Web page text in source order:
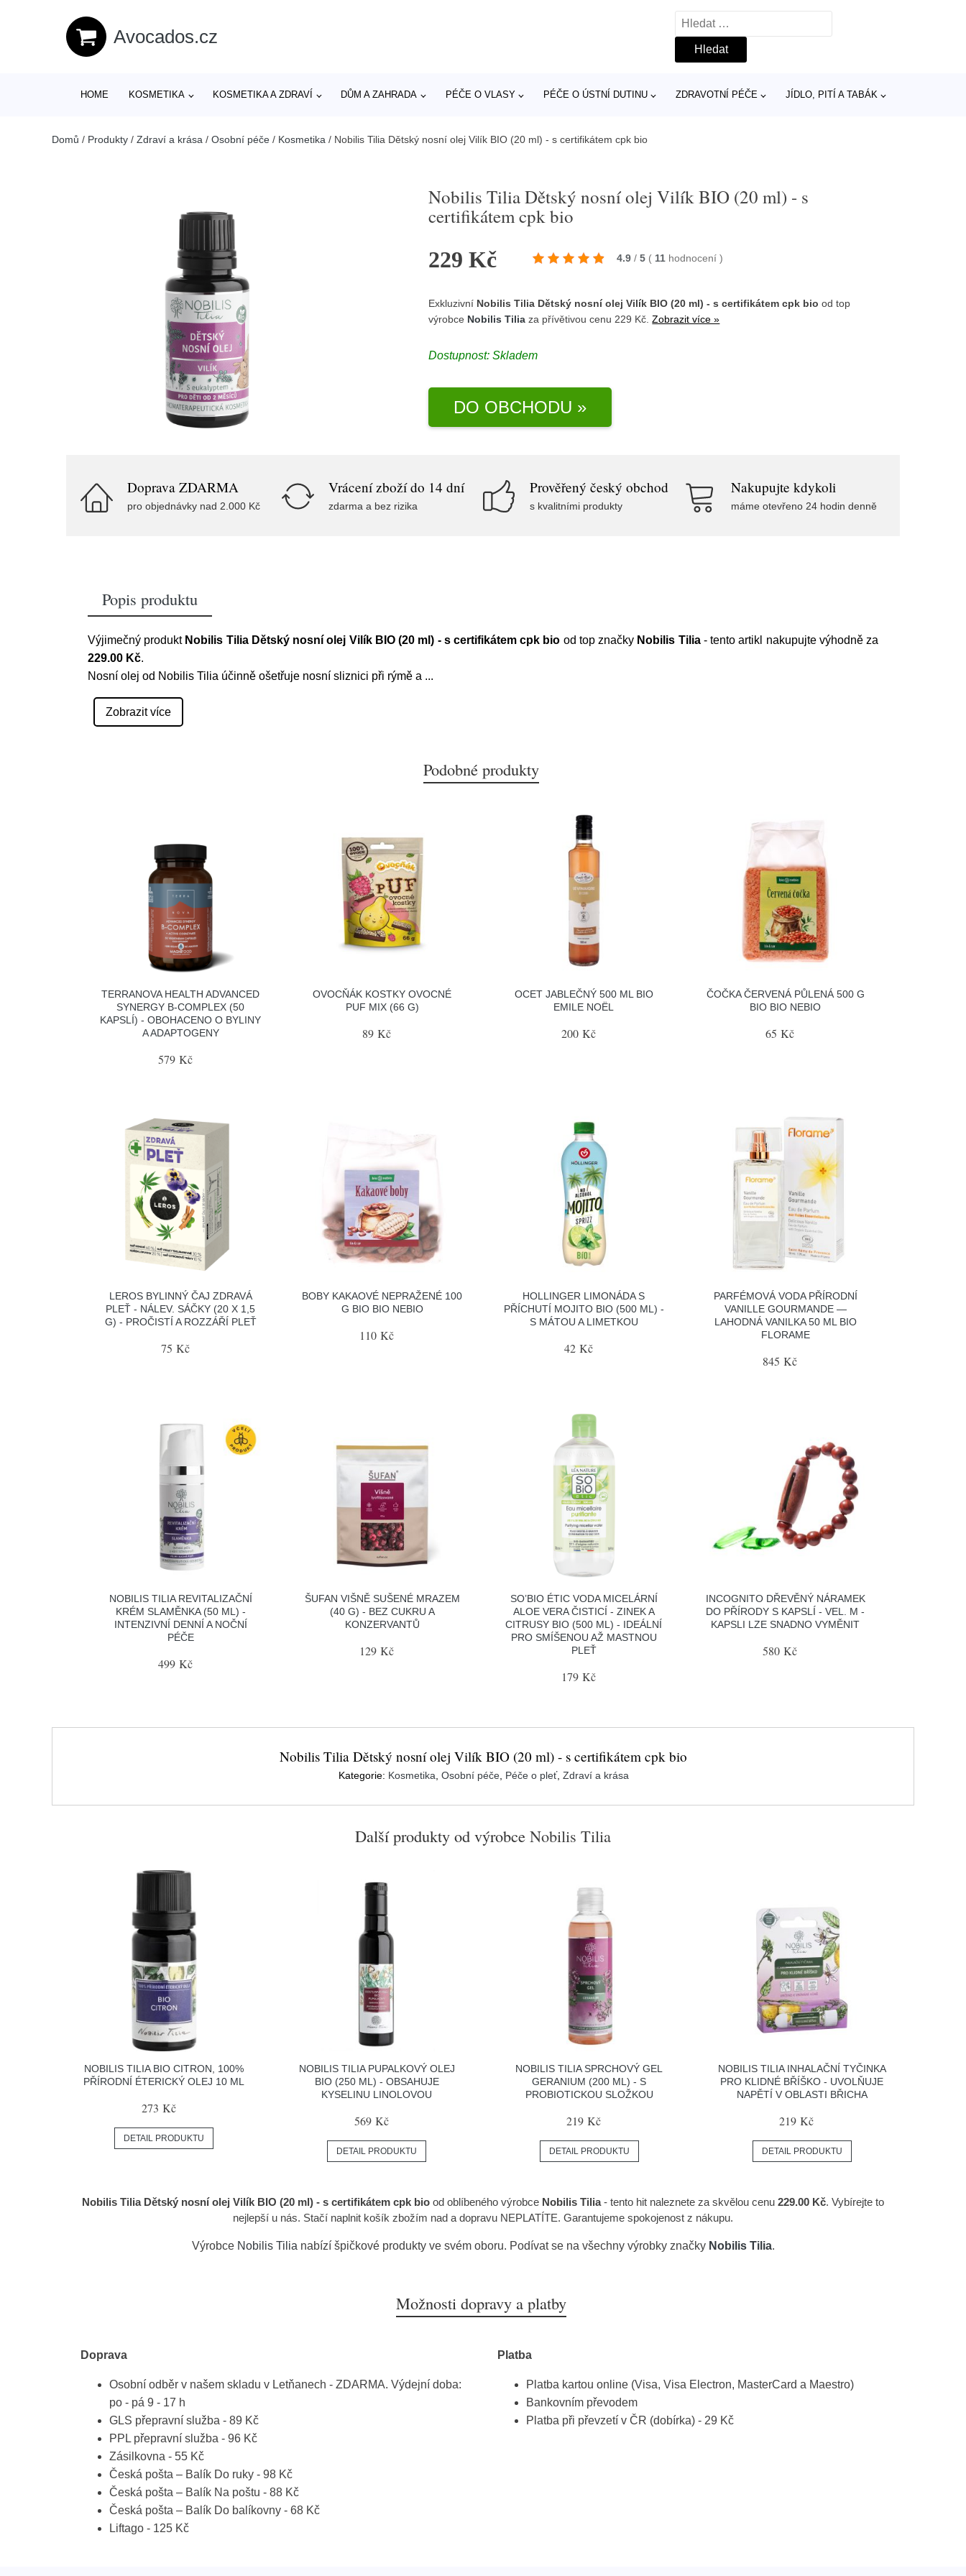
Avocados.cz
Vyhledávání
HOME KOSMETIKA KOSMETIKA A ZDRAVÍ DŮM A ZAHRADA PÉČE O VLASY PÉČE O ÚSTNÍ DUTINU ZDRAVOTNÍ PÉČE JÍDLO, PITÍ A TABÁK
Domů / Produkty / Zdraví a krása / Osobní péče / Kosmetika / Nobilis Tilia Dětský nosní olej Vilík BIO (20 ml) - s certifikátem cpk bio
Nobilis Tilia Dětský nosní olej Vilík BIO (20 ml) - s
certifikátem cpk bio
229 Kč 4.9 / 5 ( 11 hodnocení)
Exkluzivní Nobilis Tilia Dětský nosní olej Vilík BIO (20 ml) - s certifikátem cpk bio od top
výrobce Nobilis Tilia za přívětivou cenu 229 Kč.Zobrazit více »
Dostupnost:Skladem
DO OBCHODU »
Doprava ZDARMA
pro objednávky nad 2.000 Kč
Vrácení zboží do 14 dní
zdarma a bez rizika
Prověřený český obchod
s kvalitními produkty
Nakupujte kdykoli
máme otevřeno 24 hodin denně
Popis produktu
Výjimečný produkt Nobilis Tilia Dětský nosní olej Vilík BIO (20 ml) - s certifikátem cpk bio od top značky Nobilis Tilia- tento artikl nakupujte výhodně za
229.00 Kč.
Nosní olej od Nobilis Tilia účinně ošetřuje nosní sliznici při rýmě a ...
Zobrazit více
Podobné produkty
TERRANOVA HEALTH ADVANCED
SYNERGY B-COMPLEX (50
KAPSLÍ) - OBOHACENO O BYLINY
A ADAPTOGENY
579 Kč
OVOCŇÁK KOSTKY OVOCNÉ
PUF MIX (66 G)
89 Kč
OCET JABLEČNÝ 500 ML BIO
EMILE NOËL
200 Kč
ČOČKA ČERVENÁ PŮLENÁ 500 G
BIO BIO NEBIO
65 Kč
LEROS BYLINNÝ ČAJ ZDRAVÁ
PLEŤ - NÁLEV. SÁČKY (20 X 1,5
G) - PROČISTÍ A ROZZÁŘÍ PLEŤ
75 Kč
BOBY KAKAOVÉ NEPRAŽENÉ 100
G BIO BIO NEBIO
110 Kč
HOLLINGER LIMONÁDA S
PŘÍCHUTÍ MOJITO BIO (500 ML) -
S MÁTOU A LIMETKOU
42 Kč
PARFÉMOVÁ VODA PŘÍRODNÍ
VANILLE GOURMANDE —
LAHODNÁ VANILKA 50 ML BIO
FLORAME
845 Kč
NOBILIS TILIA REVITALIZAČNÍ
KRÉM SLAMĚNKA (50 ML) -
INTENZIVNÍ DENNÍ A NOČNÍ
PÉČE
499 Kč
ŠUFAN VIŠNĚ SUŠENÉ MRAZEM
(40 G) - BEZ CUKRU A
KONZERVANTŮ
129 Kč
SO’BIO ÉTIC VODA MICELÁRNÍ
ALOE VERA ČISTICÍ - ZINEK A
CITRUSY BIO (500 ML) - IDEÁLNÍ
PRO SMÍŠENOU AŽ MASTNOU
PLEŤ
179 Kč
INCOGNITO DŘEVĚNÝ NÁRAMEK
DO PŘÍRODY S KAPSLÍ - VEL. M -
KAPSLI LZE SNADNO VYMĚNIT
580 Kč
Nobilis Tilia Dětský nosní olej Vilík BIO (20 ml) - s certifikátem cpk bio
Kategorie: Kosmetika Osobní péče Péče o pleť, Zdraví a krása
Další produkty od výrobce Nobilis Tilia
NOBILIS TILIA BIO CITRON, 100%
PŘÍRODNÍ ÉTERICKÝ OLEJ 10 ML
273 Kč
DETAIL PRODUKTU
NOBILIS TILIA PUPALKOVÝ OLEJ
BIO (250 ML) - OBSAHUJE
KYSELINU LINOLOVOU
569 Kč
DETAIL PRODUKTU
NOBILIS TILIA SPRCHOVÝ GEL
GERANIUM (200 ML) - S
PROBIOTICKOU SLOŽKOU
219 Kč
DETAIL PRODUKTU
NOBILIS TILIA INHALAČNÍ TYČINKA
PRO KLIDNÉ BŘÍŠKO - UVOLŇUJE
NAPĚTÍ V OBLASTI BŘICHA
219 Kč
DETAIL PRODUKTU
Nobilis Tilia Dětský nosní olej Vilík BIO (20 ml) - s certifikátem cpk bio od oblíbeného výrobce Nobilis Tilia- tento hit naleznete za skvělou cenu 229.00 Kč. Vybírejte to
nejlepší u nás. Stačí naplnit košík zbožím nad a dopravu NEPLATÍTE. Garantujeme spokojenost z nákupu.
Výrobce Nobilis Tilia nabízí špičkové produkty ve svém oboru. Podívat se na všechny výrobky značky Nobilis Tilia.
Možnosti dopravy a platby
Doprava
Osobní odběr v našem skladu v Letňanech - ZDARMA. Výdejní doba:
po - pá 9 - 17 h
GLS přepravní služba - 89 Kč
PPL přepravní služba - 96 Kč
Zásilkovna - 55 Kč
Česká pošta – Balík Do ruky - 98 Kč
Česká pošta – Balík Na poštu - 88 Kč
Česká pošta – Balík Do balíkovny - 68 Kč
Liftago - 125 Kč
Platba
Platba kartou online (Visa, Visa Electron, MasterCard a Maestro)
Bankovním převodem
Platba při převzetí v ČR (dobírka) - 29 Kč